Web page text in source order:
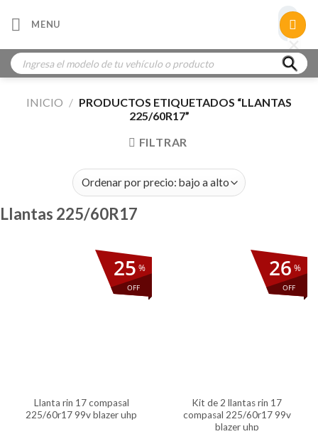
MENU
Búsqueda
de
productos
INICIO / PRODUCTOS ETIQUETADOS “LLANTAS
225/60R17”
FILTRAR
Llantas 225/60R17
%
OFF
25
llanta rin 17 compasal
225/60r17 99v blazer uhp
%
OFF
26
kit de 2 llantas rin 17
compasal 225/60r17 99v
blazer uhp
×
×
×